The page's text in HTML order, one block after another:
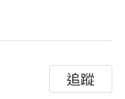
追蹤